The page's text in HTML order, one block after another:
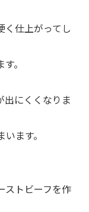
く仕上がってし
。
出にくくなりま
ます。
ストビーフを作